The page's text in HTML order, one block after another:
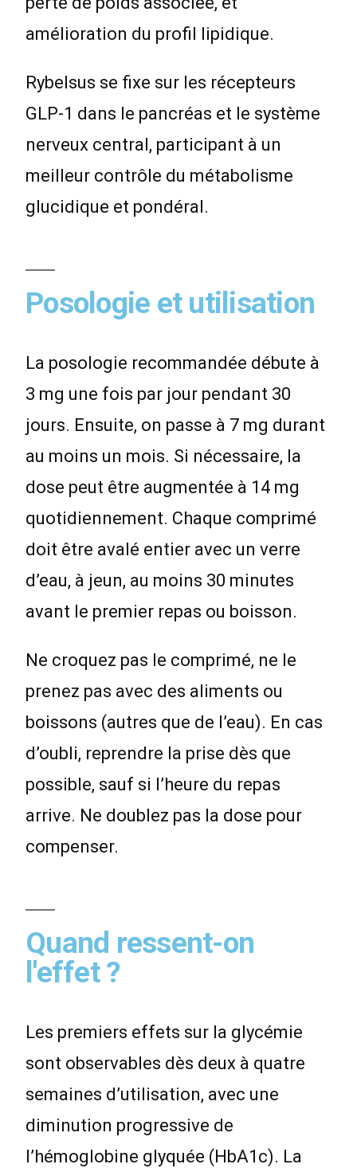
amélioration du profil lipidique.
Rybelsus se fixe sur les récepteurs
GLP-1 dans le pancréas et le système
nerveux central, participant à un
meilleur contrôle du métabolisme
glucidique et pondéral.
Posologie et utilisation
La posologie recommandée débute à
3 mg une fois par jour pendant 30
jours. Ensuite, on passe à 7 mg durant
au moins un mois. Si nécessaire, la
dose peut être augmentée à 14 mg
quotidiennement. Chaque comprimé
doit être avalé entier avec un verre
d’eau, à jeun, au moins 30 minutes
avant le premier repas ou boisson.
Ne croquez pas le comprimé, ne le
prenez pas avec des aliments ou
boissons (autres que de l’eau). En cas
d’oubli, reprendre la prise dès que
possible, sauf si l’heure du repas
arrive. Ne doublez pas la dose pour
compenser.
Quand ressent-on
l'effet ?
Les premiers effets sur la glycémie
sont observables dès deux à quatre
semaines d’utilisation, avec une
diminution progressive de
l’hémoglobine glyquée (HbA1c). La